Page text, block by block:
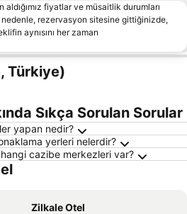
fiyatlar ve müsaitlik durumları
rezervasyon sitesine gittiğinizde,
aynısını her zaman
Türkiye)
Sıkça Sorulan Sorular
yapan nedir?
yerleri nelerdir?
hangi cazibe merkezleri var?
Zilkale Otel